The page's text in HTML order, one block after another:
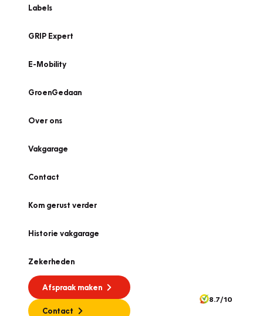
Labels
GRIP Expert
E-Mobility
GroenGedaan
Over ons
Vakgarage
Contact
Kom gerust verder
Historie vakgarage
Zekerheden
Afspraak maken
Contact
8.7/10